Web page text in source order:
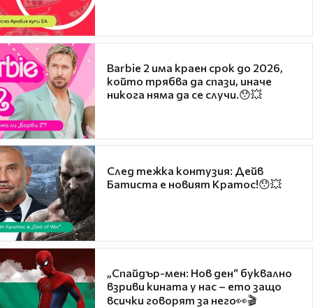
Barbie 2 има краен срок до 2026,
който трябва да спази, иначе
никога няма да се случи.😯💥
След тежка контузия: Дейв
Батиста е новият Кратос!😯💥
„Спайдър-мен: Нов ден“ буквално
взриви кината у нас – ето защо
всички говорят за него👀🎬